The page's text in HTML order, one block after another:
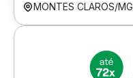
MONTES CLAROS/MG